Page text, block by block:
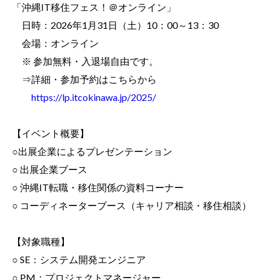
「沖縄IT移住フェス！＠オンライン」
日時：2026年1月31日（土）10：00～13：30
会場：オンライン
※ 参加無料・入退場自由です。
⇒詳細・参加予約はこちらから
https://lp.itcokinawa.jp/2025/
【イベント概要】
○出展企業によるプレゼンテーション
○ 出展企業ブース
○ 沖縄IT転職・移住関係の資料コーナー
○ コーディネーターブース（キャリア相談・移住相談）
【対象職種】
○ SE：システム開発エンジニア
○ PM：プロジェクトマネージャー